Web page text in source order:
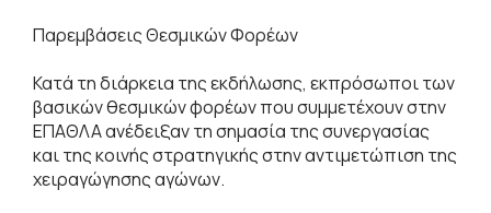
Παρεμβάσεις Θεσμικών Φορέων
Κατά τη διάρκεια της εκδήλωσης, εκπρόσωποι των
βασικών θεσμικών φορέων που συμμετέχουν στην
ΕΠΑΘΛΑ ανέδειξαν τη σημασία της συνεργασίας
και της κοινής στρατηγικής στην αντιμετώπιση της
χειραγώγησης αγώνων.